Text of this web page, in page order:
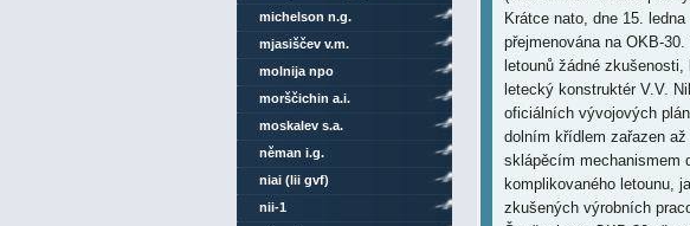
michelson n.g.
mjasiščev v.m.
molnija npo
morščichin a.i.
moskalev s.a.
něman i.g.
niai (lii gvf)
nii-1